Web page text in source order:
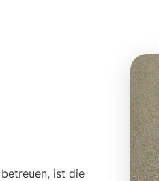
ist die